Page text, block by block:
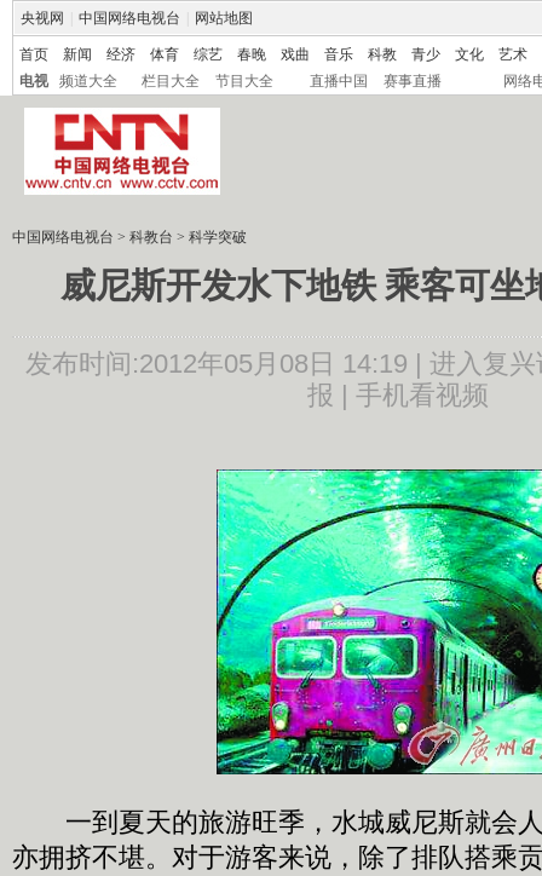
央视网 中国网络电视台 网站地图
首页 新闻 经济 体育 综艺 春晚 戏曲 音乐 科教 青少 文化
艺术
电视
频道大全 栏目大全 节目大全 直播中国 赛事直播 网络
中国网络电视台 > 科教台 > 科学突破
威尼斯开发水下地铁 乘客可坐
发布时间:2012年05月08日 14:19 | 进入复兴
报 | 手机看视频
一到夏天的旅游旺季，水城威尼斯就会
亦拥挤不堪。对于游客来说，除了排队搭乘